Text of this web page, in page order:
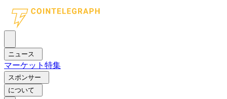
ニュース
マーケット 特集
スポンサー
について